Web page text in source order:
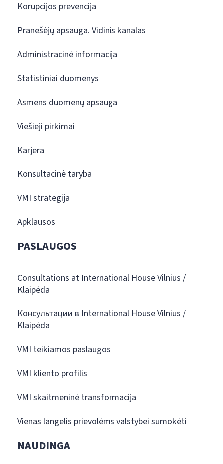
Korupcijos prevencija
Pranešėjų apsauga. Vidinis kanalas
Administracinė informacija
Statistiniai duomenys
Asmens duomenų apsauga
Viešieji pirkimai
Karjera
Konsultacinė taryba
VMI strategija
Apklausos
PASLAUGOS
Consultations at International House Vilnius /
Klaipėda
Консультации в International House Vilnius /
Klaipėda
VMI teikiamos paslaugos
VMI kliento profilis
VMI skaitmeninė transformacija
Vienas langelis prievolėms valstybei sumokėti
NAUDINGA